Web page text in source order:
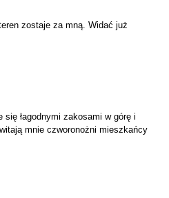
zostaje za mną. Widać już
się łagodnymi zakosami w górę i
mnie czworonożni mieszkańcy